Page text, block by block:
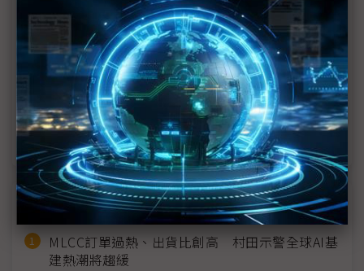
Elon Musk想蓋晶圓廠 黃仁勳直言「非常不容易」
半導體產能4成並非移美而是「新增」 黃仁勳：台
積電與美國雙贏
黃仁勳：與英特爾合作緊密 台積電是全世界最佳晶
圓代工廠
近７天熱門報導
MLCC訂單過熱、出貨比創高 村田示警全球AI基
建熱潮將趨緩